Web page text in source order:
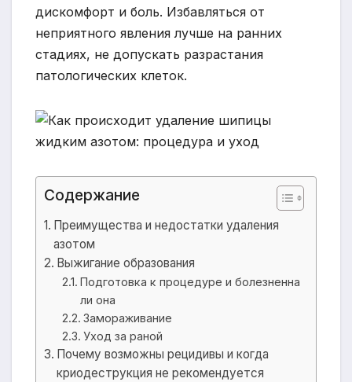
дискомфорт и боль. Избавляться от
неприятного явления лучше на ранних
стадиях, не допускать разрастания
патологических клеток.
Содержание
Преимущества и недостатки удаления
азотом
Выжигание образования
Подготовка к процедуре и болезненна
ли она
Замораживание
Уход за раной
Почему возможны рецидивы и когда
криодеструкция не рекомендуется